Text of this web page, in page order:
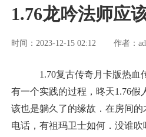
1.76龙吟法师应
时间：2023-12-15 02:12 作者：
1.70复古传奇月卡版热血
有一个实践的过程，昸天1.76
该也是躺久了的缘故．在房间
电话，有祖玛卫士如何．没谁吹